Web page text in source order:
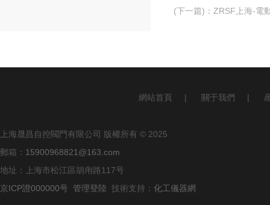
(下一篇) ： ZRSF上海-電
網站首頁 | 關于我們 |
上海晟昌自控閥門有限公司 版權所有 © 2025
郵箱： 15900968821@163.com
地址：上海市松江區胡甪路117号
京ICP證000000号 管理登陸 技術支持： 化工儀器網